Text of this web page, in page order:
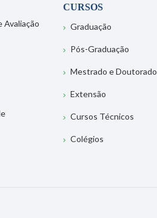
Avaliação
CURSOS
Graduação
Pós-Graduação
Mestrado e Doutorado
Extensão
Cursos Técnicos
Colégios